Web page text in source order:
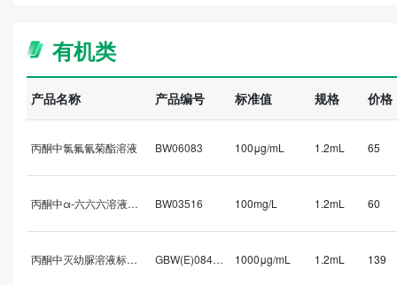
有机类
产品名称 产品编号 标准值 规格 价格
丙酮中氯氟氰菊酯溶液 BW06083 100μg/mL 1.2mL 65
丙酮中α-六六六溶液标准物质 BW03516 100mg/L 1.2mL 60
丙酮中灭幼脲溶液标准物质 GBW(E)084537 1000μg/mL 1.2mL 139